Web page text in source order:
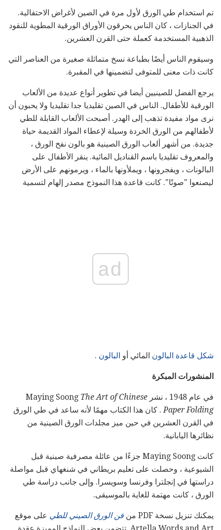
تم استخدام طي الورق لأول مرة في الصين لأغراض الاحتفالية.
في الجنازات ، كان الناس يحرقون الأوراق الورقية المطوية للنقود
الذهبية المستخدمة كعملة حتى القرن العشرين.
وسيقوم الناس أيضًا بطباعة نسخ متماثلة صغيرة من العناصر التي
كانت ذات معنى للمتوفى لتضمينها في المقبرة.
يرجع الفضل للصينيين أيضا في تطوير أنواع عديدة من الألعاب
الورقية للأطفال. الناس في الصين تقليديا جدا تقليديا ولا يحبون أن
نرى مواد مفيدة تذهب إلى الهدر. أصبحت الألعاب القابلة للطي
لأطفالهم من الورق الخردة وسيلة لإعطاء المواد القديمة حياة
جديدة. من أشهر ألعاب الورق الصينية هو بالون نفخ الورق ،
والمعروف تقليديا باسم القناديل المائية. ينقر الأطفال على
البالونات ، ويفجرونها ، ويملأونها بالماء ، ويرمونهم على الأرض
ليصنعوا "صوتًا". كانت قاعدة هذا النموذج مصدر إلهام لتسمية
ad
شكل قاعدة البالون المائي أو البالون .
المنشورات المبكرة
في عام 1948 ، نشر Maying Soong
The Art of Chinese
Paper Folding. كان هذا الكتاب مهمًا لأنه ساعد في طي الورق
في القرن العشرين في حين ميز مجلدات الورق الصينية من
نظائرها اليابانية.
كانت Maying Soong جزءًا من عائلة مصرفية صينية قبل
الشيوعية ، وحصلت على تعليم بريطاني في شنغهاي قبل مواصلة
دراستها في إنجلترا وفرنسا وسويسرا. وإلى جانب دراسة طي
الورق ، كانت مهتمة للغاية بالموسيقى.
يمكنك تنزيل نسخة PDF من فن الورق الصيني للطي على موقع